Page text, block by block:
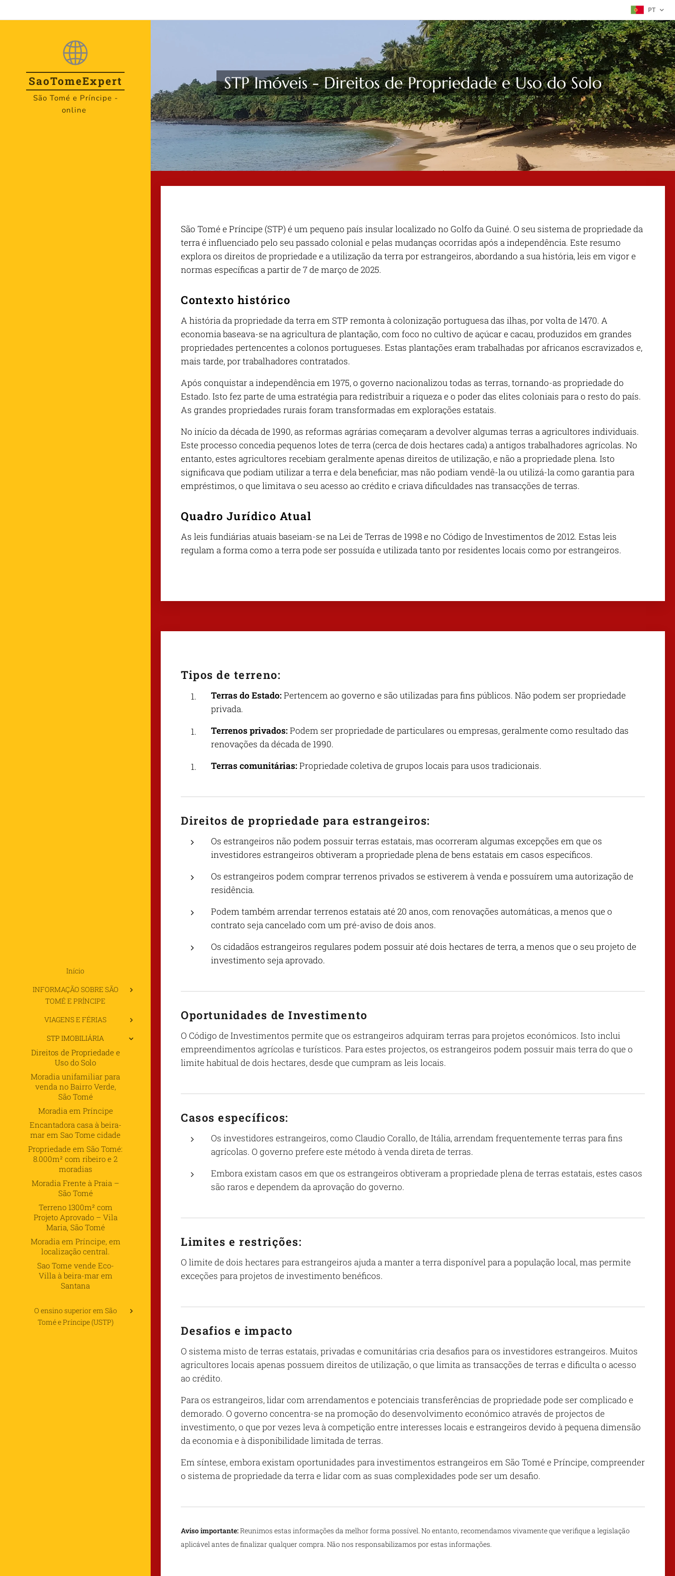
PT
SaoTomeExpert
São Tomé e Príncipe -
online
Início
INFORMAÇÃO SOBRE SÃO
TOMÉ E PRÍNCIPE
VIAGENS E FÉRIAS
STP IMOBILIÁRIA
Direitos de Propriedade e
Uso do Solo
Moradia unifamiliar para
venda no Bairro Verde,
São Tomé
Moradia em Príncipe
Encantadora casa à beira-
mar em Sao Tome cidade
Propriedade em São Tomé:
8.000m² com ribeiro e 2
moradias
Moradia Frente à Praia –
São Tomé
Terreno 1300m² com
Projeto Aprovado – Vila
Maria, São Tomé
Moradia em Príncipe, em
localização central.
Sao Tome vende Eco-
Villa à beira-mar em
Santana
O ensino superior em São
Tomé e Príncipe (USTP)
STP Imóveis - Direitos de Propriedade e Uso do Solo
São Tomé e Príncipe (STP) é um pequeno país insular localizado no Golfo da Guiné. O seu sistema de propriedade da
terra é influenciado pelo seu passado colonial e pelas mudanças ocorridas após a independência. Este resumo
explora os direitos de propriedade e a utilização da terra por estrangeiros, abordando a sua história, leis em vigor e
normas específicas a partir de 7 de março de 2025.
Contexto histórico
A história da propriedade da terra em STP remonta à colonização portuguesa das ilhas, por volta de 1470. A
economia baseava-se na agricultura de plantação, com foco no cultivo de açúcar e cacau, produzidos em grandes
propriedades pertencentes a colonos portugueses. Estas plantações eram trabalhadas por africanos escravizados e,
mais tarde, por trabalhadores contratados.
Após conquistar a independência em 1975, o governo nacionalizou todas as terras, tornando-as propriedade do
Estado. Isto fez parte de uma estratégia para redistribuir a riqueza e o poder das elites coloniais para o resto do país.
As grandes propriedades rurais foram transformadas em explorações estatais.
No início da década de 1990, as reformas agrárias começaram a devolver algumas terras a agricultores individuais.
Este processo concedia pequenos lotes de terra (cerca de dois hectares cada) a antigos trabalhadores agrícolas. No
entanto, estes agricultores recebiam geralmente apenas direitos de utilização, e não a propriedade plena. Isto
significava que podiam utilizar a terra e dela beneficiar, mas não podiam vendê-la ou utilizá-la como garantia para
empréstimos, o que limitava o seu acesso ao crédito e criava dificuldades nas transacções de terras.
Quadro Jurídico Atual
As leis fundiárias atuais baseiam-se na Lei de Terras de 1998 e no Código de Investimentos de 2012. Estas leis
regulam a forma como a terra pode ser possuída e utilizada tanto por residentes locais como por estrangeiros.
Tipos de terreno:
Terras do Estado:Pertencem ao governo e são utilizadas para fins públicos. Não podem ser propriedade
privada.
Terrenos privados:Podem ser propriedade de particulares ou empresas, geralmente como resultado das
renovações da década de 1990.
Terras comunitárias:Propriedade coletiva de grupos locais para usos tradicionais.
Direitos de propriedade para estrangeiros:
Os estrangeiros não podem possuir terras estatais, mas ocorreram algumas excepções em que os
investidores estrangeiros obtiveram a propriedade plena de bens estatais em casos específicos.
Os estrangeiros podem comprar terrenos privados se estiverem à venda e possuírem uma autorização de
residência.
Podem também arrendar terrenos estatais até 20 anos, com renovações automáticas, a menos que o
contrato seja cancelado com um pré-aviso de dois anos.
Os cidadãos estrangeiros regulares podem possuir até dois hectares de terra, a menos que o seu projeto de
investimento seja aprovado.
Oportunidades de Investimento
O Código de Investimentos permite que os estrangeiros adquiram terras para projetos económicos. Isto inclui
empreendimentos agrícolas e turísticos. Para estes projectos, os estrangeiros podem possuir mais terra do que o
limite habitual de dois hectares, desde que cumpram as leis locais.
Casos específicos:
Os investidores estrangeiros, como Claudio Corallo, de Itália, arrendam frequentemente terras para fins
agrícolas. O governo prefere este método à venda direta de terras.
Embora existam casos em que os estrangeiros obtiveram a propriedade plena de terras estatais, estes casos
são raros e dependem da aprovação do governo.
Limites e restrições:
O limite de dois hectares para estrangeiros ajuda a manter a terra disponível para a população local, mas permite
exceções para projetos de investimento benéficos.
Desafios e impacto
O sistema misto de terras estatais, privadas e comunitárias cria desafios para os investidores estrangeiros. Muitos
agricultores locais apenas possuem direitos de utilização, o que limita as transacções de terras e dificulta o acesso
ao crédito.
Para os estrangeiros, lidar com arrendamentos e potenciais transferências de propriedade pode ser complicado e
demorado. O governo concentra-se na promoção do desenvolvimento económico através de projectos de
investimento, o que por vezes leva à competição entre interesses locais e estrangeiros devido à pequena dimensão
da economia e à disponibilidade limitada de terras.
Em síntese, embora existam oportunidades para investimentos estrangeiros em São Tomé e Príncipe, compreender
o sistema de propriedade da terra e lidar com as suas complexidades pode ser um desafio.
Aviso importante:Reunimos estas informações da melhor forma possível. No entanto, recomendamos vivamente que verifique a legislação
aplicável antes de finalizar qualquer compra. Não nos responsabilizamos por estas informações.